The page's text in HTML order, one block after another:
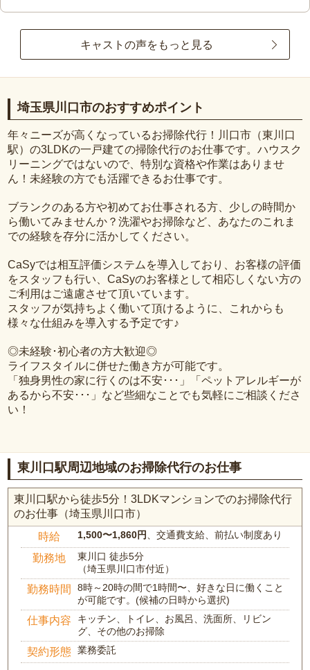
キャストの声をもっと見る
埼玉県川口市のおすすめポイント
年々ニーズが高くなっているお掃除代行！川口市（東川口
駅）の3LDKの一戸建ての掃除代行のお仕事です。ハウスク
リーニングではないので、特別な資格や作業はありませ
ん！未経験の方でも活躍できるお仕事です。
ブランクのある方や初めてお仕事される方、少しの時間か
ら働いてみませんか？洗濯やお掃除など、あなたのこれま
での経験を存分に活かしてください。
CaSyでは相互評価システムを導入しており、お客様の評価
をスタッフも行い、CaSyのお客様として相応しくない方の
ご利用はご遠慮させて頂いています。
スタッフが気持ちよく働いて頂けるように、これからも
様々な仕組みを導入する予定です♪
◎未経験･初心者の方大歓迎◎
ライフスタイルに併せた働き方が可能です。
「独身男性の家に行くのは不安･･･」「ペットアレルギーが
あるから不安･･･」など些細なことでも気軽にご相談くださ
い！
東川口駅周辺地域のお掃除代行のお仕事
東川口駅から徒歩5分！3LDKマンションでのお掃除代行
のお仕事（埼玉県川口市）
時給 1,500〜1,860円、交通費支給、前払い制度あり
勤務地
東川口 徒歩5分
（埼玉県川口市付近）
勤務時間
8時～20時の間で1時間〜、好きな日に働くこと
が可能です。(候補の日時から選択)
仕事内容
キッチン、トイレ、お風呂、洗面所、リビン
グ、その他のお掃除
契約形態 業務委託